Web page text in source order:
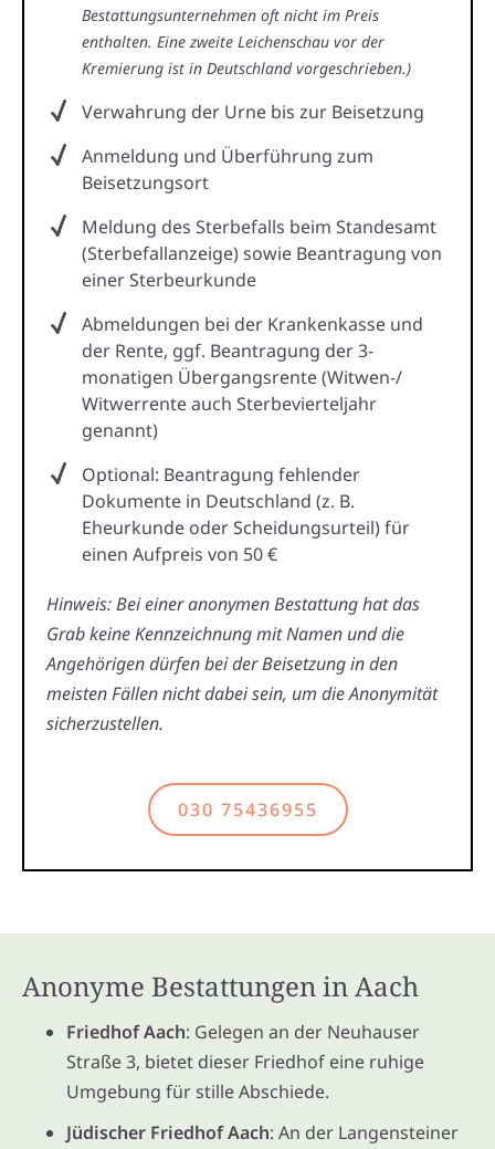
Bestattungsunternehmen oft nicht im Preis
enthalten. Eine zweite Leichenschau vor der
Kremierung ist in Deutschland vorgeschrieben.)
Verwahrung der Urne bis zur Beisetzung
Anmeldung und Überführung zum
Beisetzungsort
Meldung des Sterbefalls beim Standesamt
(Sterbefallanzeige) sowie Beantragung von
einer Sterbeurkunde
Abmeldungen bei der Krankenkasse und
der Rente, ggf. Beantragung der 3-
monatigen Übergangsrente (Witwen-/
Witwerrente auch Sterbevierteljahr
genannt)
Optional: Beantragung fehlender
Dokumente in Deutschland (z. B.
Eheurkunde oder Scheidungsurteil) für
einen Aufpreis von 50 €
Hinweis: Bei einer anonymen Bestattung hat das
Grab keine Kennzeichnung mit Namen und die
Angehörigen dürfen bei der Beisetzung in den
meisten Fällen nicht dabei sein, um die Anonymität
sicherzustellen.
030 75436955
Anonyme Bestattungen in Aach
Friedhof Aach: Gelegen an der Neuhauser
Straße 3, bietet dieser Friedhof eine ruhige
Umgebung für stille Abschiede.
Jüdischer Friedhof Aach: An der Langensteiner